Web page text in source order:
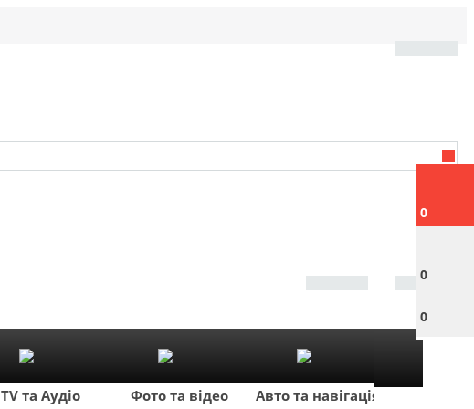
0
0
0
TV та Аудіо Фото та відео Авто та навігація